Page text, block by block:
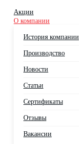
Акции
О компании
История компании
Производство
Новости
Статьи
Сертификаты
Отзывы
Вакансии